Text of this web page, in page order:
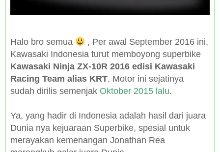
Halo bro semua
, Per awal September 2016 ini,
Kawasaki Indonesia turut memboyong superbike
Kawasaki Ninja ZX-10R 2016 edisi Kawasaki
Racing Team alias KRT. Motor ini sejatinya
sudah dirilis semenjak Oktober 2015 lalu.
Ya, yang hadir di Indonesia adalah hasil dari juara
Dunia nya kejuaraan Superbike, spesial untuk
merayakan kemenangan Jonathan Rea